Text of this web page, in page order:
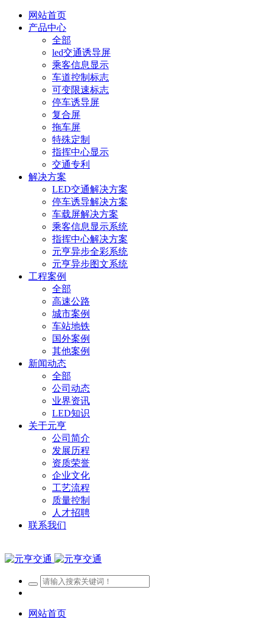
网站首页
产品中心
全部
led交通诱导屏
乘客信息显示
车道控制标志
可变限速标志
停车诱导屏
复合屏
拖车屏
特殊定制
指挥中心显示
交通专利
解决方案
LED交通解决方案
停车诱导解决方案
车载屏解决方案
乘客信息显示系统
指挥中心解决方案
元亨异步全彩系统
元亨异步图文系统
工程案例
全部
高速公路
城市案例
车站地铁
国外案例
其他案例
新闻动态
全部
公司动态
业界资讯
LED知识
关于元亨
公司简介
发展历程
资质荣誉
企业文化
工艺流程
质量控制
人才招聘
联系我们
网站首页